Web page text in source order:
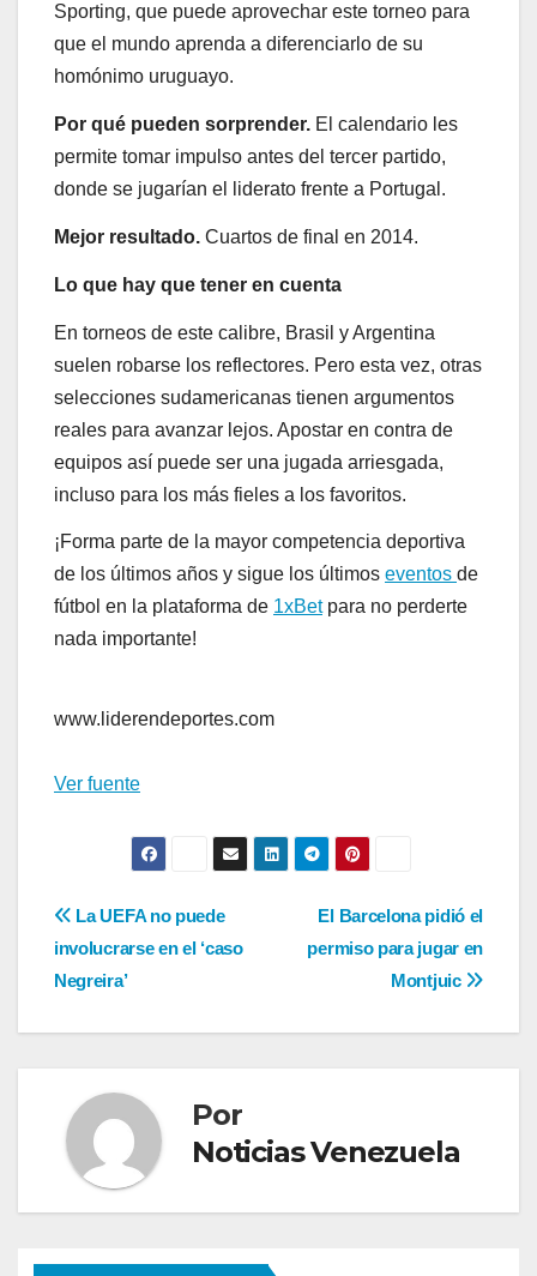
Sporting, que puede aprovechar este torneo para
que el mundo aprenda a diferenciarlo de su
homónimo uruguayo.
Por qué pueden sorprender. El calendario les
permite tomar impulso antes del tercer partido,
donde se jugarían el liderato frente a Portugal.
Mejor resultado. Cuartos de final en 2014.
Lo que hay que tener en cuenta
En torneos de este calibre, Brasil y Argentina
suelen robarse los reflectores. Pero esta vez, otras
selecciones sudamericanas tienen argumentos
reales para avanzar lejos. Apostar en contra de
equipos así puede ser una jugada arriesgada,
incluso para los más fieles a los favoritos.
¡Forma parte de la mayor competencia deportiva
de los últimos años y sigue los últimos eventos de
fútbol en la plataforma de 1xBetpara no perderte
nada importante!
www.liderendeportes.com
Ver fuente
Navegación
de
entradas
El Barcelona pidió el
permiso para jugar en
Montjuic
La UEFA no puede
involucrarse en el ‘caso
Negreira’
Por
Noticias Venezuela